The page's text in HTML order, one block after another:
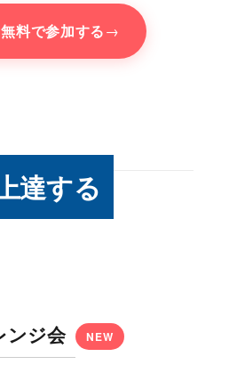
料で参加する→
達する
ンジ会 NEW